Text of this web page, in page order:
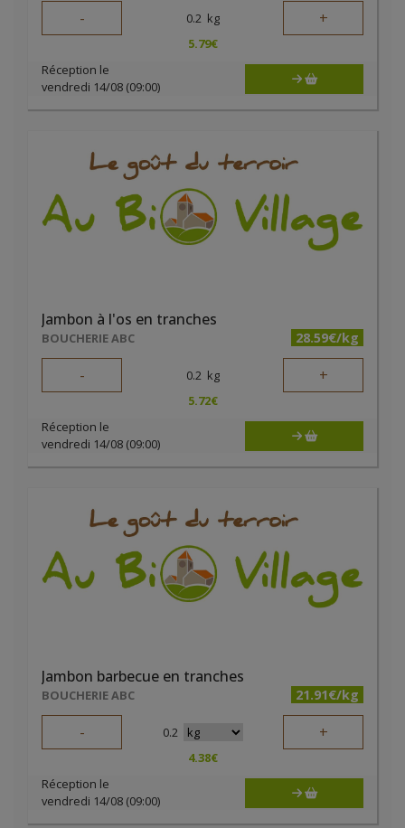
- 0.2 kg +
5.79€
Réception le
vendredi 14/08 (09:00)
Jambon à l'os en tranches
BOUCHERIE ABC 28.59€/kg
- 0.2 kg +
5.72€
Réception le
vendredi 14/08 (09:00)
Jambon barbecue en tranches
BOUCHERIE ABC 21.91€/kg
- 0.2 +
4.38€
Réception le
vendredi 14/08 (09:00)